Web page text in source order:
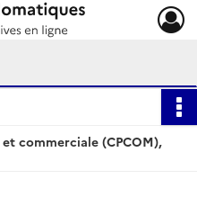
commerciale (CPCOM),